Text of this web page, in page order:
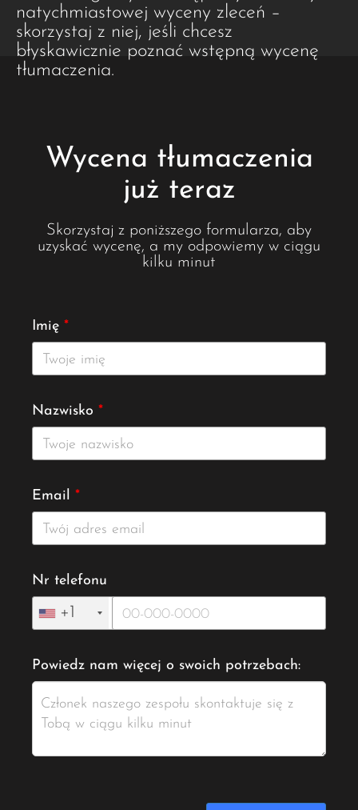
natychmiastowej wyceny zleceń –
skorzystaj z niej, jeśli chcesz
błyskawicznie poznać wstępną wycenę
tłumaczenia.
Wycena tłumaczenia
już teraz
Skorzystaj z poniższego formularza, aby
uzyskać wycenę, a my odpowiemy w ciągu
kilku minut
Imię *
Nazwisko *
Email *
Nr telefonu
+1
Powiedz nam więcej o swoich potrzebach: